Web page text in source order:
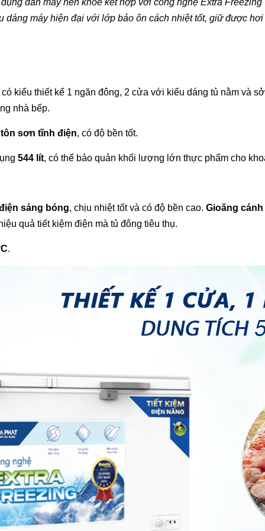
dàn máy nén khỏe kết hợp với công nghệ Extra
dáng máy hiện đại với lớp bảo ôn cách nhiệt tốt, giữ được
có kiểu thiết kế 1 ngăn đông, 2 cửa với kiểu dáng tủ nằm và
nhà bếp.
tôn sơn tĩnh điện, có độ bền tốt.
544 lít, có thể bảo quản khối lượng lớn thực phẩm cho
sáng bóng, chịu nhiệt tốt và có độ bền cao. Gioăng
quả tiết kiệm điện mà tủ đông tiêu thụ.
.